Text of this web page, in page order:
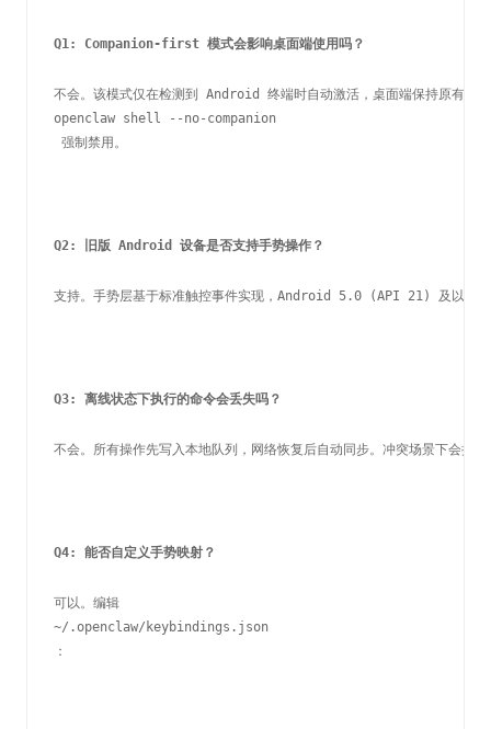
Q1: Companion-first 模式会影响桌面端使用吗？
不会。该模式仅在检测到 Android 终端时自动激活，桌面端保持原有交
openclaw shell --no-companion
强制禁用。
Q2: 旧版 Android 设备是否支持手势操作？
支持。手势层基于标准触控事件实现，Android 5.0 (API 21) 及以上
Q3: 离线状态下执行的命令会丢失吗？
不会。所有操作先写入本地队列，网络恢复后自动同步。冲突场景下会提
Q4: 能否自定义手势映射？
可以。编辑
~/.openclaw/keybindings.json
：